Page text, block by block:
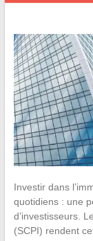
Investir dans
quotidiens : une
d’investisseurs.
(SCPI) rendent